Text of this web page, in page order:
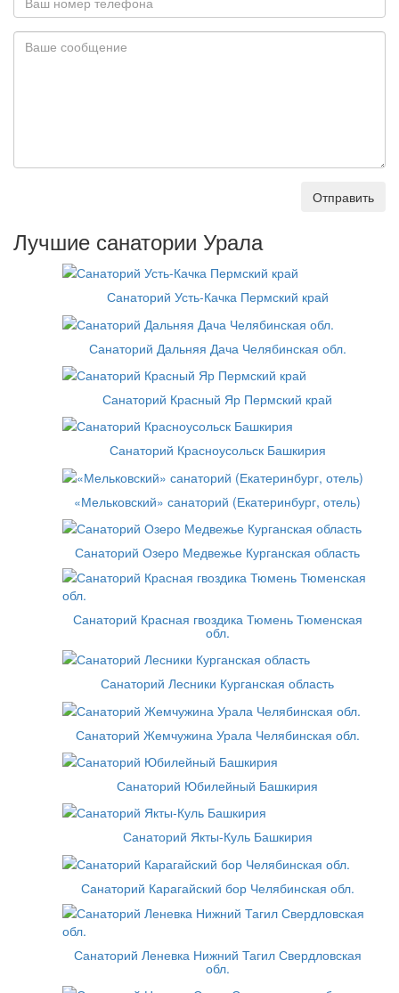
Отправить
Лучшие санатории Урала
Санаторий Усть-Качка Пермский край
Санаторий Дальняя Дача Челябинская обл.
Санаторий Красный Яр Пермский край
Санаторий Красноусольск Башкирия
«Мельковский» санаторий (Екатеринбург, отель)
Санаторий Озеро Медвежье Курганская область
Санаторий Красная гвоздика Тюмень Тюменская
обл.
Санаторий Лесники Курганская область
Санаторий Жемчужина Урала Челябинская обл.
Санаторий Юбилейный Башкирия
Санаторий Якты-Куль Башкирия
Санаторий Карагайский бор Челябинская обл.
Санаторий Леневка Нижний Тагил Свердловская
обл.